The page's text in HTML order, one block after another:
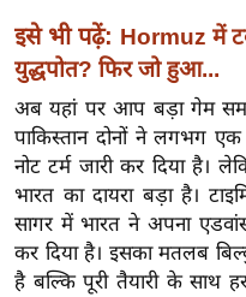
ऑ
टो
व
र्ल्ड
न्यू
ज
ब्री
फ
म
इसे भी पढ़ें: Hormuz में
युद्धपोत? फिर जो हुआ...
अब यहां पर आप बड़ा गेम
पाकिस्तान दोनों ने लगभग
नोट टर्म जारी कर दिया
भारत का दायरा बड़ा है।
सागर में भारत ने अपना
कर दिया है। इसका मतलब
है बल्कि पूरी तैयारी के साथ